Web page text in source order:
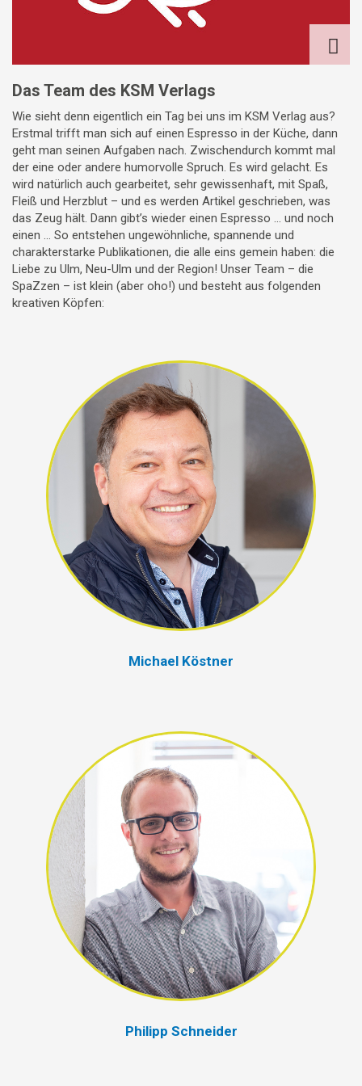
Das Team des KSM Verlags
Wie sieht denn eigentlich ein Tag bei uns im KSM Verlag aus?
Erstmal trifft man sich auf einen Espresso in der Küche, dann
geht man seinen Aufgaben nach. Zwischendurch kommt mal
der eine oder andere humorvolle Spruch. Es wird gelacht. Es
wird natürlich auch gearbeitet, sehr gewissenhaft, mit Spaß,
Fleiß und Herzblut – und es werden Artikel geschrieben, was
das Zeug hält. Dann gibt’s wieder einen Espresso ... und noch
einen ... So entstehen ungewöhnliche, spannende und
charakterstarke Publikationen, die alle eins gemein haben: die
Liebe zu Ulm, Neu-Ulm und der Region! Unser Team – die
SpaZzen – ist klein (aber oho!) und besteht aus folgenden
kreativen Köpfen:
Michael Köstner
Philipp Schneider